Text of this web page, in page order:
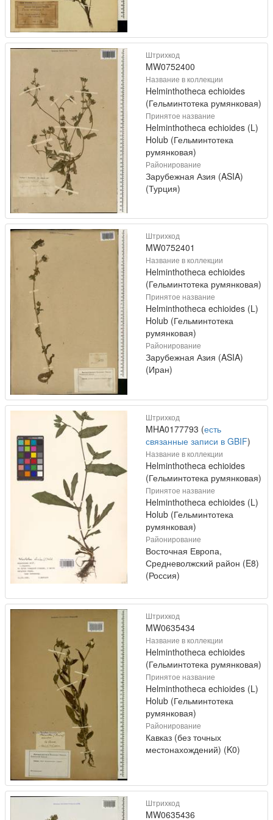
Штрихкод
MW0752400
Название в коллекции
Helminthotheca echioides
(Гельминтотека румянковая)
Принятое название
Helminthotheca echioides (L)
Holub (Гельминтотека
румянковая)
Районирование
Зарубежная Азия (ASIA)
(Турция)
Штрихкод
MW0752401
Название в коллекции
Helminthotheca echioides
(Гельминтотека румянковая)
Принятое название
Helminthotheca echioides (L)
Holub (Гельминтотека
румянковая)
Районирование
Зарубежная Азия (ASIA)
(Иран)
Штрихкод
MHA0177793 (есть
связанные записи в GBIF)
Название в коллекции
Helminthotheca echioides
(Гельминтотека румянковая)
Принятое название
Helminthotheca echioides (L)
Holub (Гельминтотека
румянковая)
Районирование
Восточная Европа,
Средневолжский район (E8)
(Россия)
Штрихкод
MW0635434
Название в коллекции
Helminthotheca echioides
(Гельминтотека румянковая)
Принятое название
Helminthotheca echioides (L)
Holub (Гельминтотека
румянковая)
Районирование
Кавказ (без точных
местонахождений) (K0)
Штрихкод
MW0635436